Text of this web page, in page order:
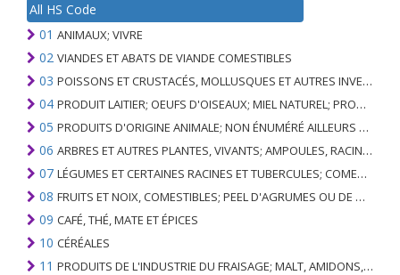
All HS Code
01 ANIMAUX; VIVRE
02 VIANDES ET ABATS DE VIANDE COMESTIBLES
03 POISSONS ET CRUSTACÉS, MOLLUSQUES ET AUTRES INVERTÉBRÉS AQUATIQUES
04 PRODUIT LAITIER; OEUFS D'OISEAUX; MIEL NATUREL; PRODUITS COMESTIBLES D'ORIGINE ANIMALE, NON ÉNUMÉRÉS AILLEURS OU INCLUS
05 PRODUITS D'ORIGINE ANIMALE; NON ÉNUMÉRÉ AILLEURS OU INCLUS
06 ARBRES ET AUTRES PLANTES, VIVANTS; AMPOULES, RACINES ET ANALOGUES; FLEURS COUPEES ET FEUILLAGE ORNEMENTAL
07 LÉGUMES ET CERTAINES RACINES ET TUBERCULES; COMESTIBLE
08 FRUITS ET NOIX, COMESTIBLES; PEEL D'AGRUMES OU DE MELONS
09 CAFÉ, THÉ, MATE ET ÉPICES
10 CÉRÉALES
11 PRODUITS DE L'INDUSTRIE DU FRAISAGE; MALT, AMIDONS, INULINE, GLUTEN DE BLÉ